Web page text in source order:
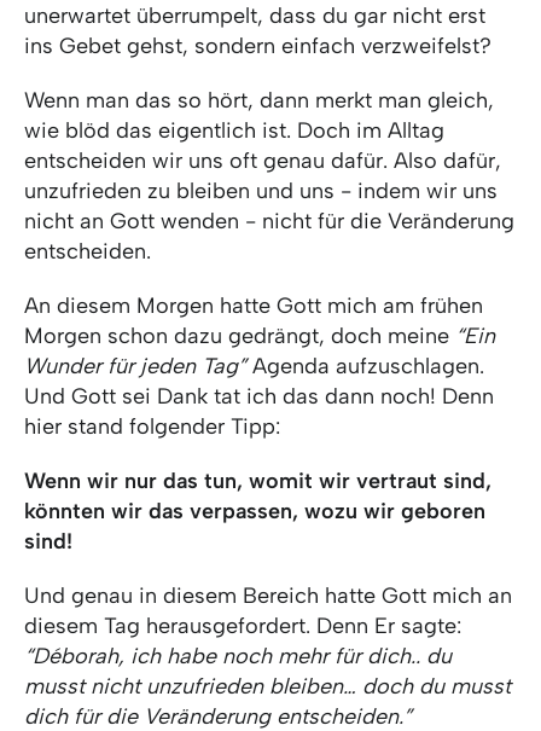
unerwartet überrumpelt, dass du gar nicht erst
ins Gebet gehst, sondern einfach verzweifelst?
Wenn man das so hört, dann merkt man gleich,
wie blöd das eigentlich ist. Doch im Alltag
entscheiden wir uns oft genau dafür. Also dafür,
unzufrieden zu bleiben und uns - indem wir uns
nicht an Gott wenden - nicht für die Veränderung
entscheiden.
An diesem Morgen hatte Gott mich am frühen
Morgen schon dazu gedrängt, doch meine “Ein
Wunder für jeden Tag”Agenda aufzuschlagen.
Und Gott sei Dank tat ich das dann noch! Denn
hier stand folgender Tipp:
Wenn wir nur das tun, womit wir vertraut sind,
könnten wir das verpassen, wozu wir geboren
sind!
Und genau in diesem Bereich hatte Gott mich an
diesem Tag herausgefordert. Denn Er sagte:
“Déborah, ich habe noch mehr für dich.. du
musst nicht unzufrieden bleiben… doch du musst
dich für die Veränderung entscheiden.”